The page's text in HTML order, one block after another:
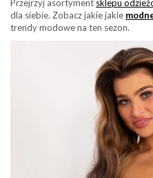
Przejrzyj asortyment sklepu
dla siebie. Zobacz jakie jakie
trendy modowe na ten sezon.